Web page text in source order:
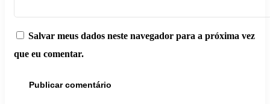
Salvar meus dados neste navegador para a próxima vez
que eu comentar.